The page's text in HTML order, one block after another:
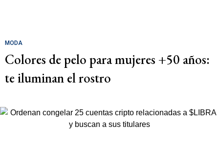
MODA
Colores de pelo para mujeres +50 años:
te iluminan el rostro